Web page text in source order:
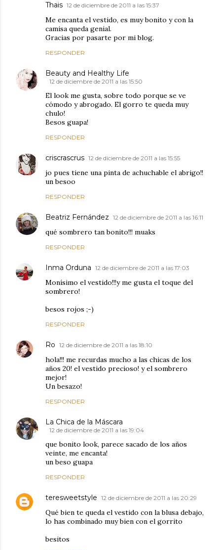
Thais 12 de diciembre de 2011 a las 15:37
Me encanta el vestido, es muy bonito y con la
camisa queda genial.
Gracias por pasarte por mi blog.
RESPONDER
Beauty and Healthy Life
12 de diciembre de 2011 a las 15:50
El look me gusta, sobre todo porque se ve
cómodo y abrogado. El gorro te queda muy
chulo!
Besos guapa!
RESPONDER
criscrascrus 12 de diciembre de 2011 a las 15:55
jo pues tiene una pinta de achuchable el abrigo!!
un besoo
RESPONDER
Beatriz Fernández 12 de diciembre de 2011 a las 16:11
qué sombrero tan bonito!!! muaks
RESPONDER
Inma Orduna 12 de diciembre de 2011 a las 17:03
Monísimo el vestido!!!y me gusta el toque del
sombrero!
besos rojos ;-)
RESPONDER
Ro 12 de diciembre de 2011 a las 18:10
hola!!! me recurdas mucho a las chicas de los
años 20! el vestido precioso! y el sombrero
mejor!
Un besazo!
RESPONDER
La Chica de la Máscara
12 de diciembre de 2011 a las 19:04
que bonito look, parece sacado de los años
veinte, me encanta!
un beso guapa
RESPONDER
teresweetstyle 12 de diciembre de 2011 a las 20:29
Qué bien te queda el vestido con la blusa debajo,
lo has combinado muy bien con el gorrito
besitos